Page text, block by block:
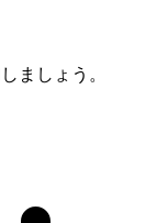
ましょう。